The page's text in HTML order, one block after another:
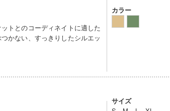
トとのコーディネイトに適した
かない、すっきりしたシルエッ
カラー
サイズ